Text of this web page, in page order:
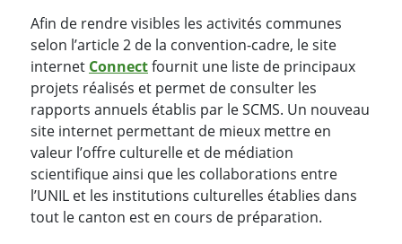
Afin de rendre visibles les activités communes
selon l’article 2 de la convention-cadre, le site
internet Connectfournit une liste de principaux
projets réalisés et permet de consulter les
rapports annuels établis par le SCMS. Un nouveau
site internet permettant de mieux mettre en
valeur l’offre culturelle et de médiation
scientifique ainsi que les collaborations entre
l’UNIL et les institutions culturelles établies dans
tout le canton est en cours de préparation.